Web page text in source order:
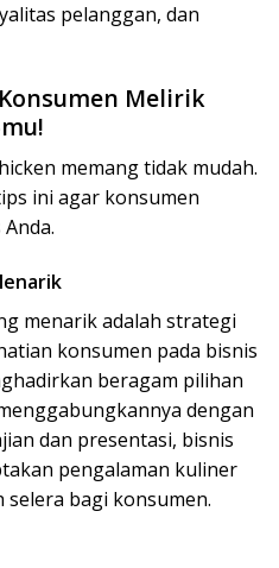
pelanggan, dan
Melirik
memang tidak mudah.
ini agar konsumen
menarik adalah strategi
konsumen pada bisnis
beragam pilihan
dengan
dan presentasi, bisnis
pengalaman kuliner
bagi konsumen.